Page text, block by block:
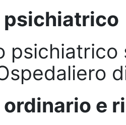
psichiatrico
ordinario e